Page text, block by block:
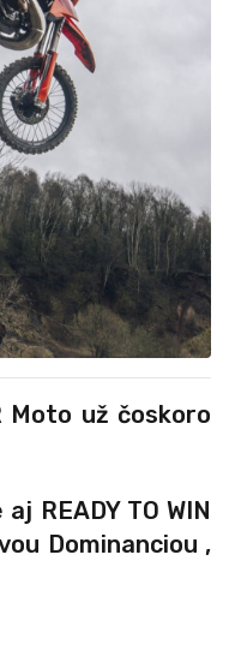
Moto už čoskoro
READY TO WIN
Dominanciou ,